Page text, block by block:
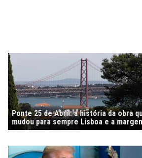
Ponte 25 de Abril: a história da obra
mudou para sempre Lisboa e a